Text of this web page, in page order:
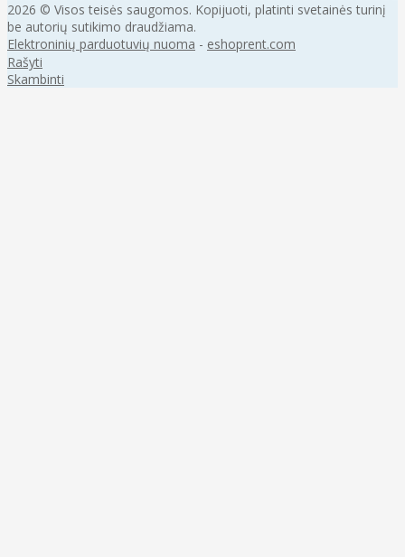
2026 © Visos teisės saugomos. Kopijuoti, platinti svetainės turinį
be autorių sutikimo draudžiama.
Elektroninių parduotuvių nuoma - eshoprent.com
Rašyti
Skambinti